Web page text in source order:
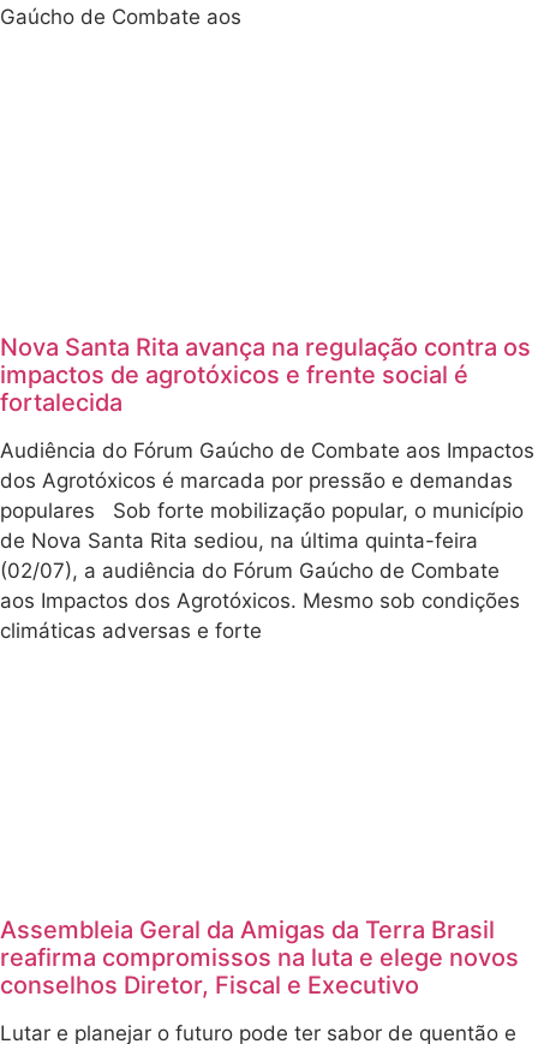
Gaúcho de Combate aos
Nova Santa Rita avança na regulação contra os
impactos de agrotóxicos e frente social é
fortalecida
Audiência do Fórum Gaúcho de Combate aos Impactos
dos Agrotóxicos é marcada por pressão e demandas
populares Sob forte mobilização popular, o município
de Nova Santa Rita sediou, na última quinta-feira
(02/07), a audiência do Fórum Gaúcho de Combate
aos Impactos dos Agrotóxicos. Mesmo sob condições
climáticas adversas e forte
Assembleia Geral da Amigas da Terra Brasil
reafirma compromissos na luta e elege novos
conselhos Diretor, Fiscal e Executivo
Lutar e planejar o futuro pode ter sabor de quentão e